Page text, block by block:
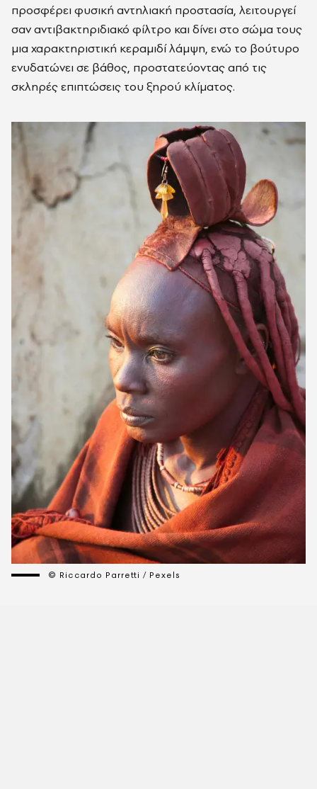
προσφέρει φυσική αντηλιακή προστασία, λειτουργεί
σαν αντιβακτηριδιακό φίλτρο και δίνει στο σώμα τους
μια χαρακτηριστική κεραμιδί λάμψη, ενώ το βούτυρο
ενυδατώνει σε βάθος, προστατεύοντας από τις
σκληρές επιπτώσεις του ξηρού κλίματος.
© Riccardo Parretti / Pexels